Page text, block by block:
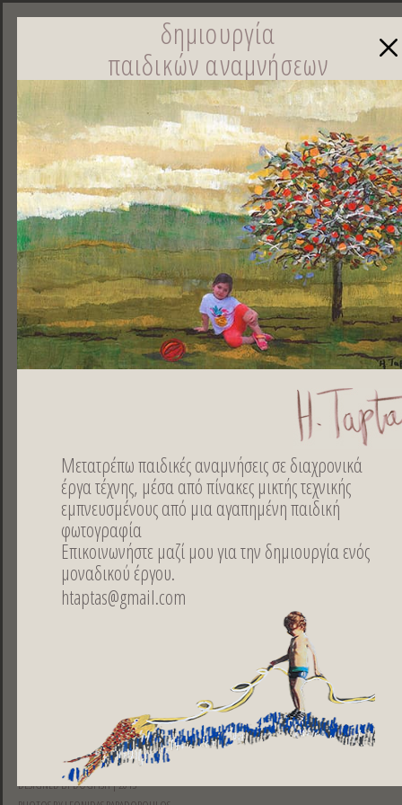
Ακρυλικό σε Kαμβά, 100x120 εκ.
english |français
DESIGNED BY DOGFISH | 2013
Κοινoποιήστε
δημιουργία
παιδικών αναμνήσεων
Μετατρέπω παιδικές αναμνήσεις σε διαχρονικά
έργα τέχνης, μέσα από πίνακες μικτής τεχνικής
εμπνευσμένους από μια αγαπημένη παιδική
φωτογραφία
Επικοινωνήστε μαζί μου για την δημιουργία ενός
μοναδικού έργου.
htaptas@gmail.com